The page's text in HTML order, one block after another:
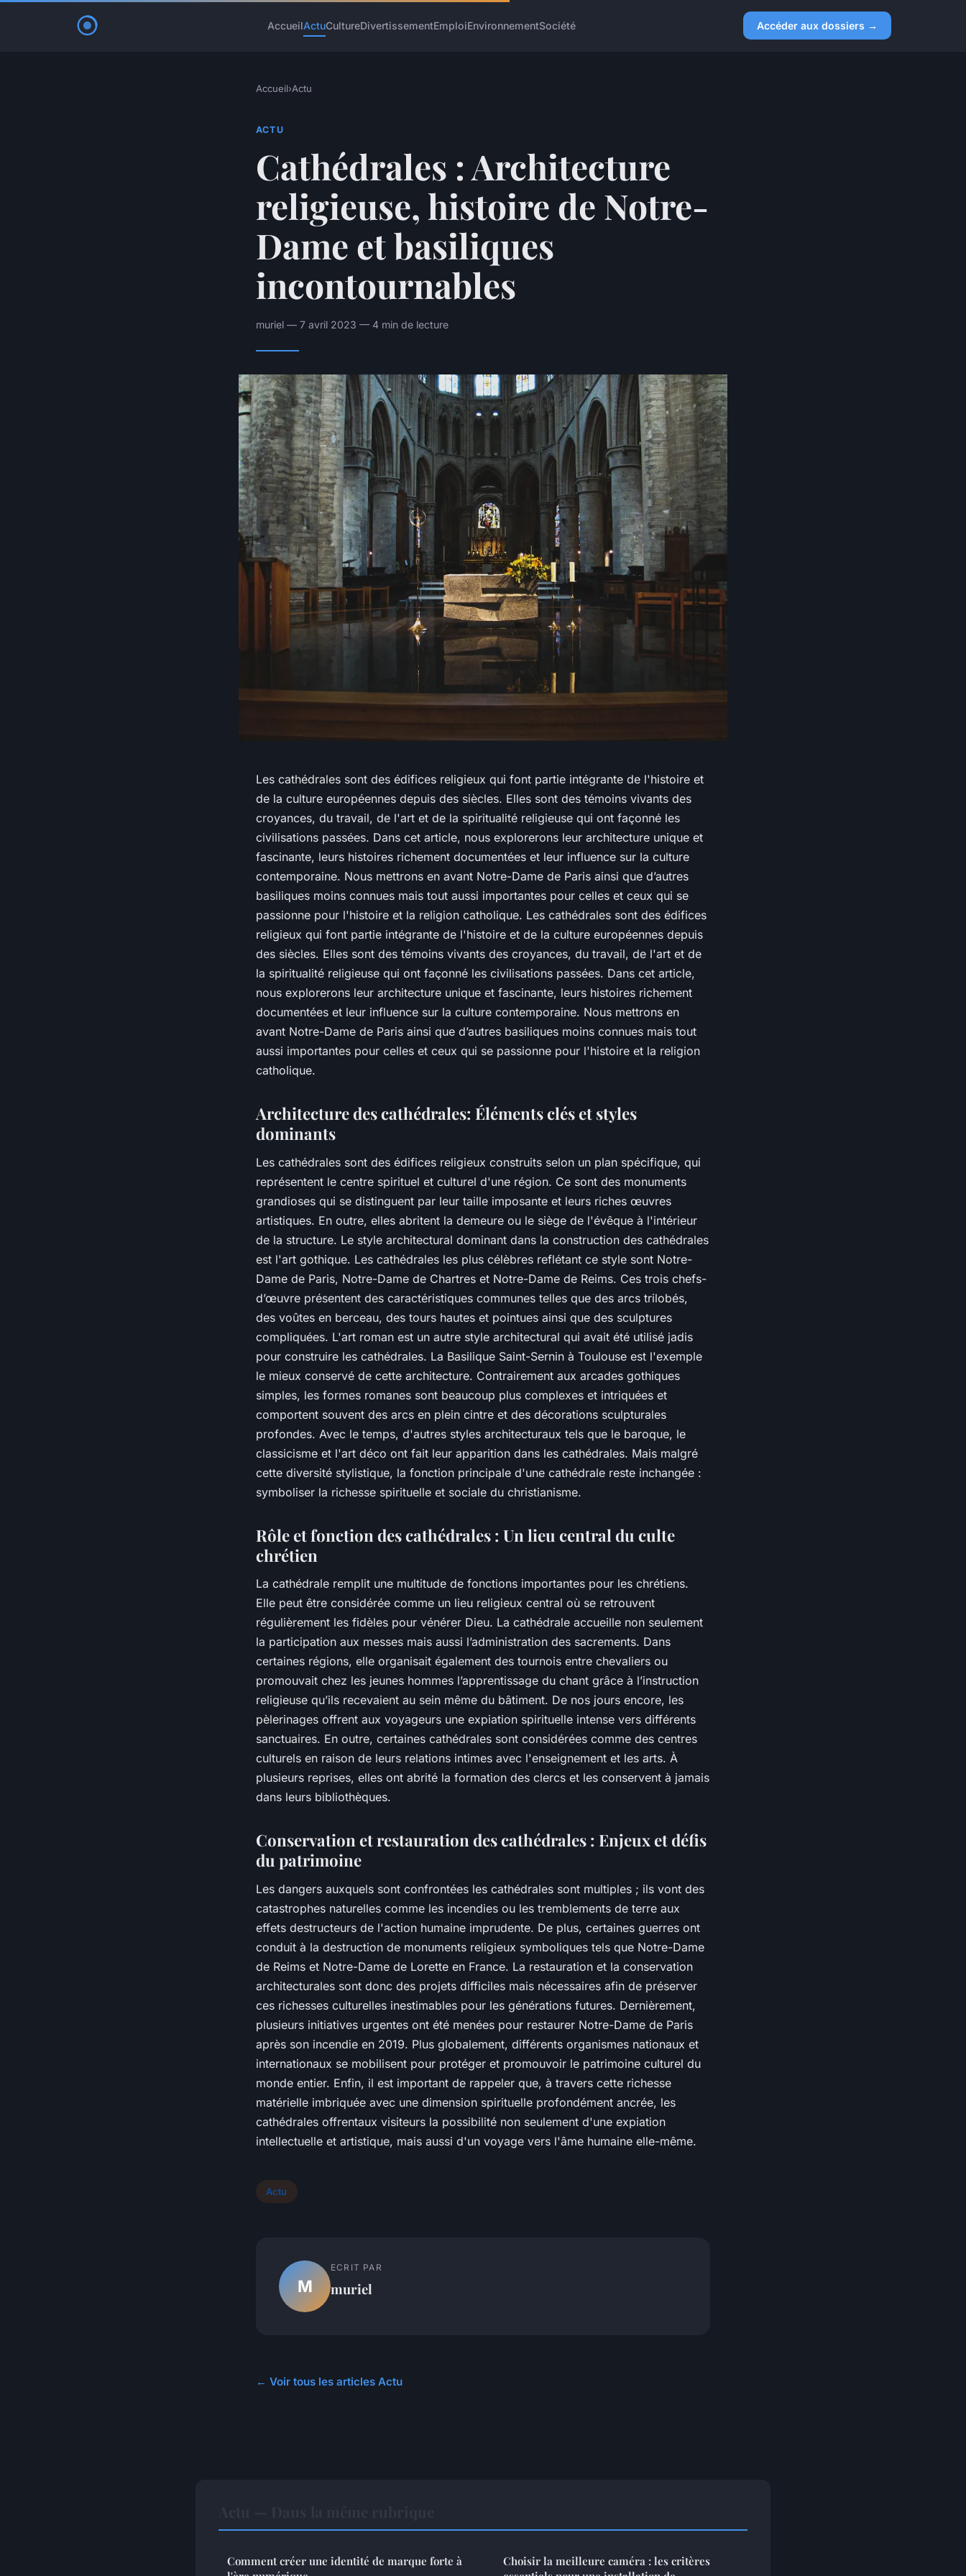
AccueilActuCultureDivertissementEmploiEnvironnementSociété Accéder aux dossiers →
Accueil›Actu
ACTU
Cathédrales : Architecture
religieuse, histoire de Notre-
Dame et basiliques
incontournables
muriel — 7 avril 2023 — 4 min de lecture
Les cathédrales sont des édifices religieux qui font partie intégrante de l'histoire et
de la culture européennes depuis des siècles. Elles sont des témoins vivants des
croyances, du travail, de l'art et de la spiritualité religieuse qui ont façonné les
civilisations passées. Dans cet article, nous explorerons leur architecture unique et
fascinante, leurs histoires richement documentées et leur influence sur la culture
contemporaine. Nous mettrons en avant Notre-Dame de Paris ainsi que d’autres
basiliques moins connues mais tout aussi importantes pour celles et ceux qui se
passionne pour l'histoire et la religion catholique. Les cathédrales sont des édifices
religieux qui font partie intégrante de l'histoire et de la culture européennes depuis
des siècles. Elles sont des témoins vivants des croyances, du travail, de l'art et de
la spiritualité religieuse qui ont façonné les civilisations passées. Dans cet article,
nous explorerons leur architecture unique et fascinante, leurs histoires richement
documentées et leur influence sur la culture contemporaine. Nous mettrons en
avant Notre-Dame de Paris ainsi que d’autres basiliques moins connues mais tout
aussi importantes pour celles et ceux qui se passionne pour l'histoire et la religion
catholique.
Architecture des cathédrales: Éléments clés et styles
dominants
Les cathédrales sont des édifices religieux construits selon un plan spécifique, qui
représentent le centre spirituel et culturel d'une région. Ce sont des monuments
grandioses qui se distinguent par leur taille imposante et leurs riches œuvres
artistiques. En outre, elles abritent la demeure ou le siège de l'évêque à l'intérieur
de la structure. Le style architectural dominant dans la construction des cathédrales
est l'art gothique. Les cathédrales les plus célèbres reflétant ce style sont Notre-
Dame de Paris, Notre-Dame de Chartres et Notre-Dame de Reims. Ces trois chefs-
d’œuvre présentent des caractéristiques communes telles que des arcs trilobés,
des voûtes en berceau, des tours hautes et pointues ainsi que des sculptures
compliquées. L'art roman est un autre style architectural qui avait été utilisé jadis
pour construire les cathédrales. La Basilique Saint-Sernin à Toulouse est l'exemple
le mieux conservé de cette architecture. Contrairement aux arcades gothiques
simples, les formes romanes sont beaucoup plus complexes et intriquées et
comportent souvent des arcs en plein cintre et des décorations sculpturales
profondes. Avec le temps, d'autres styles architecturaux tels que le baroque, le
classicisme et l'art déco ont fait leur apparition dans les cathédrales. Mais malgré
cette diversité stylistique, la fonction principale d'une cathédrale reste inchangée :
symboliser la richesse spirituelle et sociale du christianisme.
Rôle et fonction des cathédrales : Un lieu central du culte
chrétien
La cathédrale remplit une multitude de fonctions importantes pour les chrétiens.
Elle peut être considérée comme un lieu religieux central où se retrouvent
régulièrement les fidèles pour vénérer Dieu. La cathédrale accueille non seulement
la participation aux messes mais aussi l’administration des sacrements. Dans
certaines régions, elle organisait également des tournois entre chevaliers ou
promouvait chez les jeunes hommes l’apprentissage du chant grâce à l’instruction
religieuse qu’ils recevaient au sein même du bâtiment. De nos jours encore, les
pèlerinages offrent aux voyageurs une expiation spirituelle intense vers différents
sanctuaires. En outre, certaines cathédrales sont considérées comme des centres
culturels en raison de leurs relations intimes avec l'enseignement et les arts. À
plusieurs reprises, elles ont abrité la formation des clercs et les conservent à jamais
dans leurs bibliothèques.
Conservation et restauration des cathédrales : Enjeux et défis
du patrimoine
Les dangers auxquels sont confrontées les cathédrales sont multiples ; ils vont des
catastrophes naturelles comme les incendies ou les tremblements de terre aux
effets destructeurs de l'action humaine imprudente. De plus, certaines guerres ont
conduit à la destruction de monuments religieux symboliques tels que Notre-Dame
de Reims et Notre-Dame de Lorette en France. La restauration et la conservation
architecturales sont donc des projets difficiles mais nécessaires afin de préserver
ces richesses culturelles inestimables pour les générations futures. Dernièrement,
plusieurs initiatives urgentes ont été menées pour restaurer Notre-Dame de Paris
après son incendie en 2019. Plus globalement, différents organismes nationaux et
internationaux se mobilisent pour protéger et promouvoir le patrimoine culturel du
monde entier. Enfin, il est important de rappeler que, à travers cette richesse
matérielle imbriquée avec une dimension spirituelle profondément ancrée, les
cathédrales offrentaux visiteurs la possibilité non seulement d'une expiation
intellectuelle et artistique, mais aussi d'un voyage vers l'âme humaine elle-même.
Actu
M
ECRIT PAR
muriel
← Voir tous les articles Actu
Comment créer une identité de marque forte à
Choisir la meilleure caméra : les critères